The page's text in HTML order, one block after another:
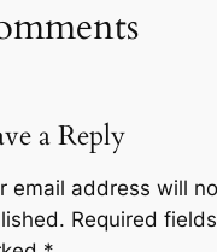
a Reply
email address will
Required